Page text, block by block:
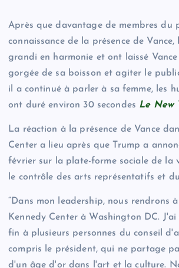
Après que davantage de membres du
connaissance de la présence de Vance,
grandi en harmonie et ont laissé
gorgée de sa boisson et agiter le
il a continué à parler à sa femme, les
ont duré environ 30 secondes Le New
La réaction à la présence de Vance
Center a lieu après que Trump a
février sur la plate-forme sociale de la
le contrôle des arts représentatifs et
“Dans mon leadership, nous rendrons
Kennedy Center à Washington DC.
fin à plusieurs personnes du conseil
compris le président, qui ne partage
d'un âge d'or dans l'art et la culture.